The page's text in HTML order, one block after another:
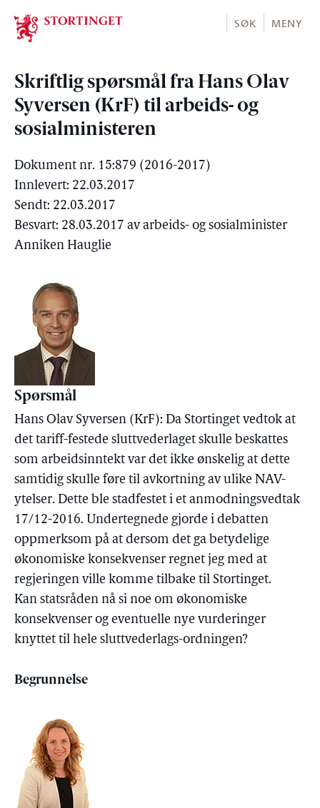
Stortinget.no
SØK MENY
Skriftlig spørsmål fra Hans Olav
Syversen (KrF) til arbeids- og
sosialministeren
Dokument nr. 15:879 (2016-2017)
Innlevert: 22.03.2017
Sendt: 22.03.2017
Besvart: 28.03.2017 av arbeids- og sosialminister
Anniken Hauglie
Spørsmål
Hans Olav Syversen (KrF): Da Stortinget vedtok at
det tariff-festede sluttvederlaget skulle beskattes
som arbeidsinntekt var det ikke ønskelig at dette
samtidig skulle føre til avkortning av ulike NAV-
ytelser. Dette ble stadfestet i et anmodningsvedtak
17/12-2016. Undertegnede gjorde i debatten
oppmerksom på at dersom det ga betydelige
økonomiske konsekvenser regnet jeg med at
regjeringen ville komme tilbake til Stortinget.
Kan statsråden nå si noe om økonomiske
konsekvenser og eventuelle nye vurderinger
knyttet til hele sluttvederlags-ordningen?
Begrunnelse